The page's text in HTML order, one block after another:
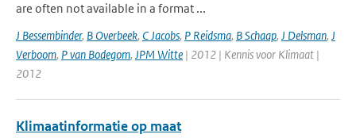
are often not available in a format ...
J Bessembinder, B Overbeek, C Jacobs, P Reidsma, B Schaap, J Delsman, J
Verboom, P van Bodegom, JPM Witte | 2012 | Kennis voor Klimaat |
2012
Klimaatinformatie op maat